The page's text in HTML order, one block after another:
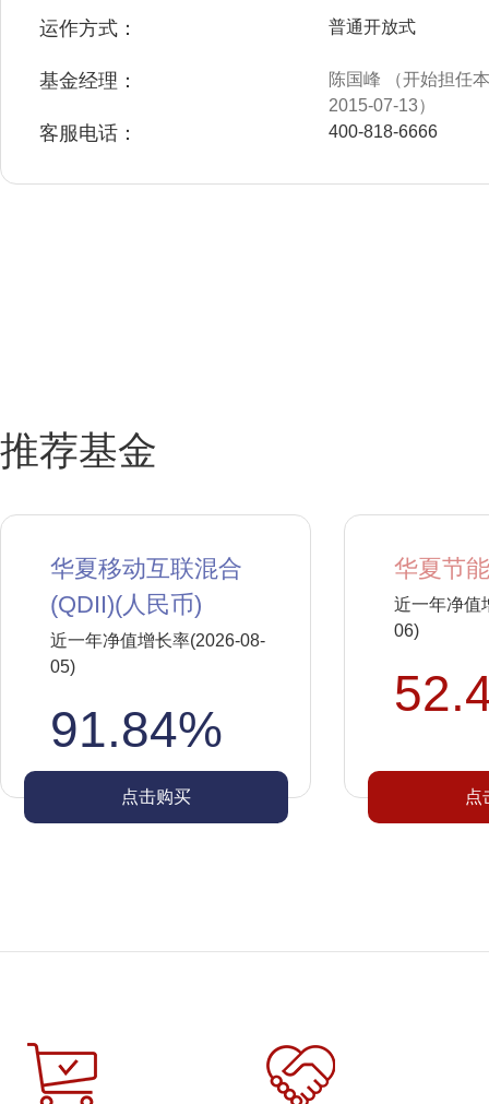
运作方式： 普通开放式
基金经理：
陈国峰 （开始担任
2015-07-13）
客服电话： 400-818-6666
推荐基金
华夏移动互联混合
(QDII)(人民币)
近一年净值增长率(2026-08-
05)
91.84%
点击购买
华夏节
近一年净值
06)
点